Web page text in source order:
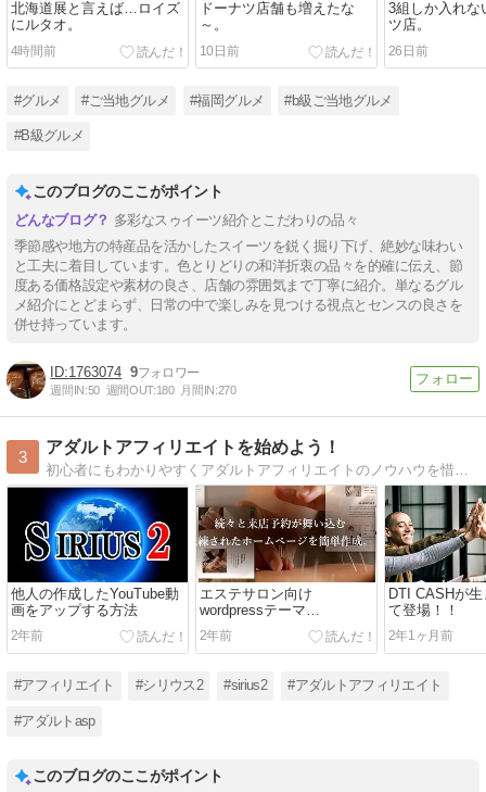
北海道展と言えば…ロイズ
にルタオ。
4時間前
ドーナツ店舗も増えたな
～。
10日前
3組しか入れ
ツ店。
26日前
#グルメ #ご当地グルメ #福岡グルメ #b級ご当地グルメ
#B級グルメ
このブログのここがポイント
多彩なスゥイーツ紹介とこだわりの品々
季節感や地方の特産品を活かしたスイーツを鋭く掘り下げ、絶妙な味わい
と工夫に着目しています。色とりどりの和洋折衷の品々を的確に伝え、節
度ある価格設定や素材の良さ、店舗の雰囲気まで丁寧に紹介。単なるグル
メ紹介にとどまらず、日常の中で楽しみを見つける視点とセンスの良さを
併せ持っています。
1763074 9
週間IN:50 週間OUT:180 月間IN:270
3
アダルトアフィリエイトを始めよう！
初心者にもわかりやすくアダルトアフィリエイトのノウハウを惜しげもなく解説しています。稼ぎやすいジャンルとしてアダルトアフィリエイトは人気で、最近では女性の方も…
他人の作成したYouTube動
画をアップする方法
2年前
エステサロン向け
wordpressテーマ
「HOLOS」
2年前
DTI CASHが
て登場！！
2年1ヶ月前
#アフィリエイト #シリウス2 #sirius2 #アダルトアフィリエイト
#アダルトasp
このブログのここがポイント